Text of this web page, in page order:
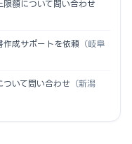
額について問い合わせ
作成サポートを依頼 （岐阜
いて問い合わせ （新潟